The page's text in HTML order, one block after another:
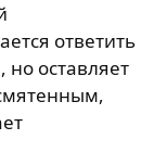
ответить
оставляет